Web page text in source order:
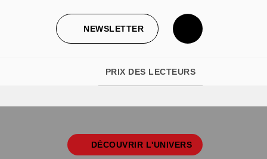
NEWSLETTER
PRIX DES LECTEURS
DÉCOUVRIR L'UNIVERS